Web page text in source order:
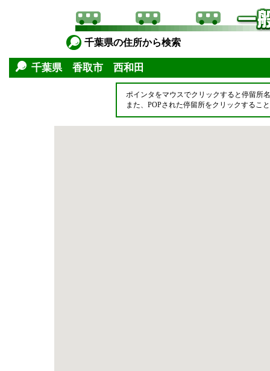
千葉県の住所から検索
千葉県 香取市 西和田
ポインタをマウスでクリックすると停留所
また、POPされた停留所をクリックするこ